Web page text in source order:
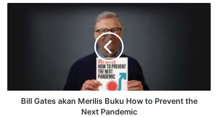
Bill Gates akan Merilis Buku How to Prevent the
Next Pandemic